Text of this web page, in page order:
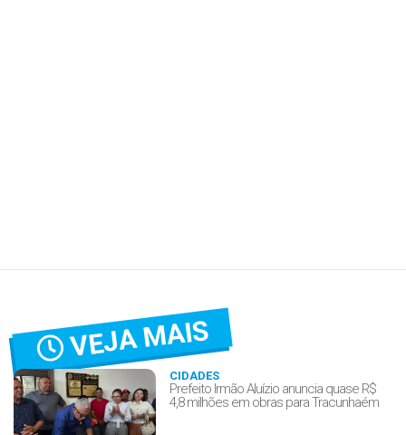
VEJA MAIS
CIDADES
Prefeito Irmão Aluízio anuncia quase R$
4,8 milhões em obras para Tracunhaém